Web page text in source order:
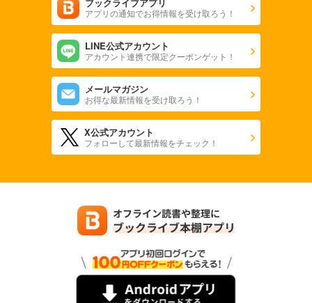
アプリの通知でお得情報を受け取ろう！
LINE公式アカウント
アカウント連携で限定クーポンゲット！
メールマガジン
お得な最新情報を受け取ろう！
X公式アカウント
フォローして最新情報をチェック！